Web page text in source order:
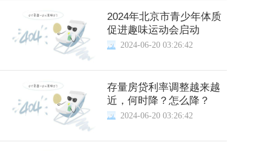
2024年北京市青少年体质
促进趣味运动会启动
2024-06-20 03:26:42
存量房贷利率调整越来越
近，何时降？怎么降？
2024-06-20 03:26:42